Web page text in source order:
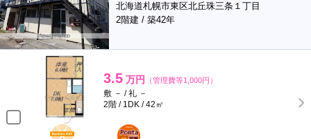
北海道札幌市東区北丘珠三条１丁目
2階建 / 築42年
3.5 万円 （管理費等1,000円）
敷 － / 礼 －
2階 / 1DK / 42㎡
BunChinPAY
ポンタ
部屋